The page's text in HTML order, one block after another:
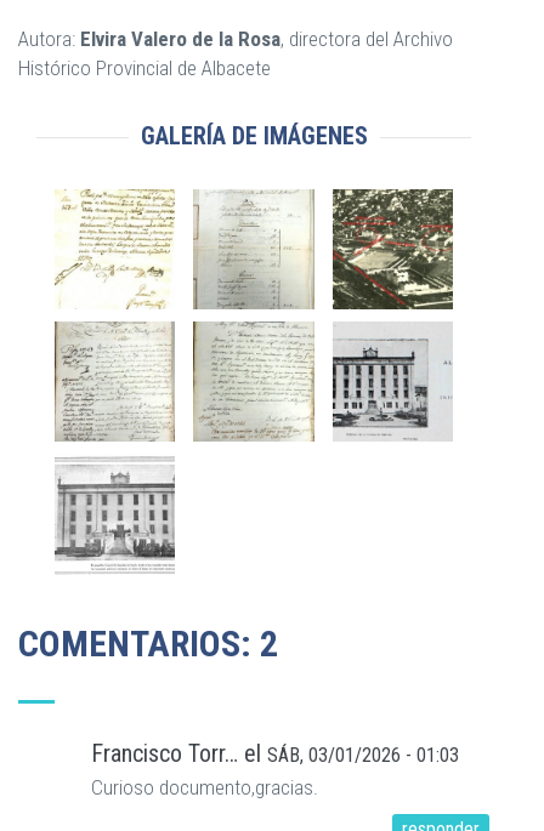
Autora: Elvira Valero de la Rosa, directora del Archivo
Histórico Provincial de Albacete
GALERÍA DE IMÁGENES
COMENTARIOS: 2
Francisco Torr… el SÁB, 03/01/2026 - 01:03
Curioso documento,gracias.